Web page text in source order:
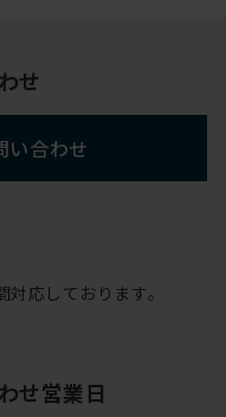
せ
い合わせ
応しております。
せ営業日